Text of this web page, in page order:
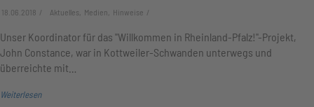
18.06.2018 Aktuelles, Medien, Hinweise
Unser Koordinator für das "Willkommen in Rheinland-Pfalz!"-Projekt,
John Constance, war in Kottweiler-Schwanden unterwegs und
überreichte mit…
Weiterlesen